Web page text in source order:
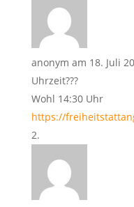
anonym am 18. Juli
Uhrzeit???
Wohl 14:30 Uhr
https://